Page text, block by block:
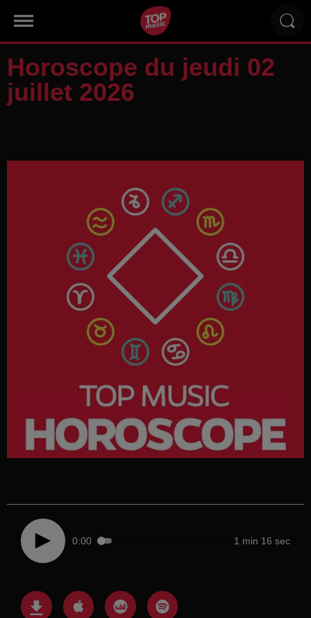
Horoscope du jeudi 02
juillet 2026
0:00 1 min 16 sec